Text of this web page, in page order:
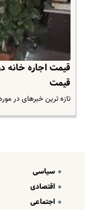
قیمت اجاره خانه
قیمت
تازه ترین خبرهای در
سیاسی
اقتصادی
اجتماعی